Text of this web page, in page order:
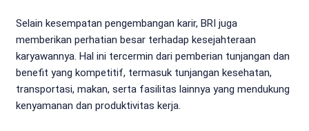
Selain kesempatan pengembangan karir, BRI juga
memberikan perhatian besar terhadap kesejahteraan
karyawannya. Hal ini tercermin dari pemberian tunjangan dan
benefit yang kompetitif, termasuk tunjangan kesehatan,
transportasi, makan, serta fasilitas lainnya yang mendukung
kenyamanan dan produktivitas kerja.